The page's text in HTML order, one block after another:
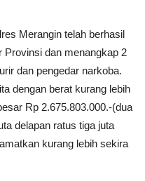
Merangin telah berhasil
Provinsi dan menangkap 2
dan pengedar narkoba.
dengan berat kurang lebih
Rp 2.675.803.000.-(dua
delapan ratus tiga juta
kurang lebih sekira